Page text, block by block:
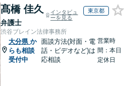
髙橋 佳久
弁護士
インタビュ
ーを見る
東京都
渋谷ブレイン法律事務所
大分県 か
らも相談
受付中
面談方法(対面・電
話・ビデオなど)は
応相談
営業時
間：本日
定休日